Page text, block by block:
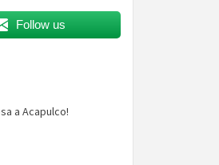
Follow us
a Acapulco!